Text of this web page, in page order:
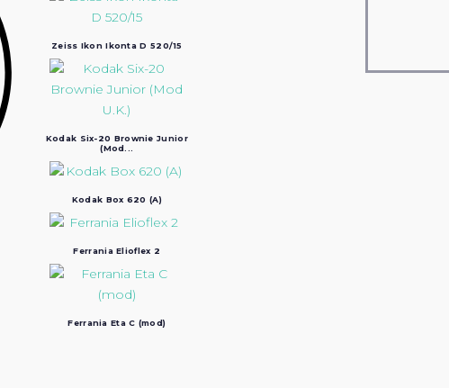
Zeiss Ikon Ikonta D 520/15
Kodak Six-20 Brownie Junior
(Mod...
Kodak Box 620 (A)
Ferrania Elioflex 2
Ferrania Eta C (mod)